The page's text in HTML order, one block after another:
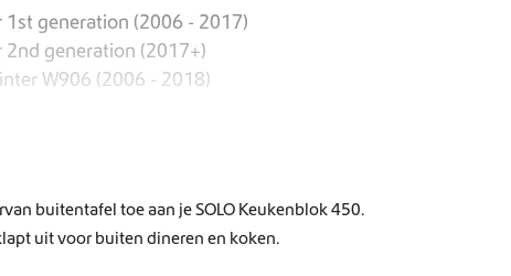
1st generation (2006 - 2017)
2nd generation (2017+)
W906 (2006 - 2018)
buitentafel toe aan je SOLO Keukenblok 450.
uit voor buiten dineren en koken.